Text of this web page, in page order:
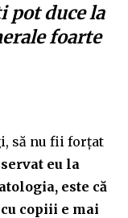
pot duce la
foarte
să nu fii forțat
eu la
este că
copiii e mai